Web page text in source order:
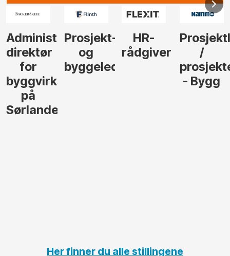
Administrerende
direktør
for
byggvirksomhet
på
Sørlandet
Prosjekt-
og
byggeleder
HR-
rådgiver
/
- Bygg
Her finner du alle stillingene